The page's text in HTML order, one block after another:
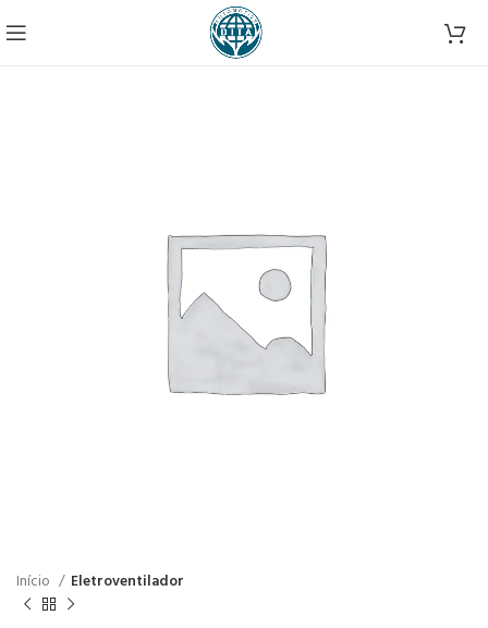
Início Eletroventilador